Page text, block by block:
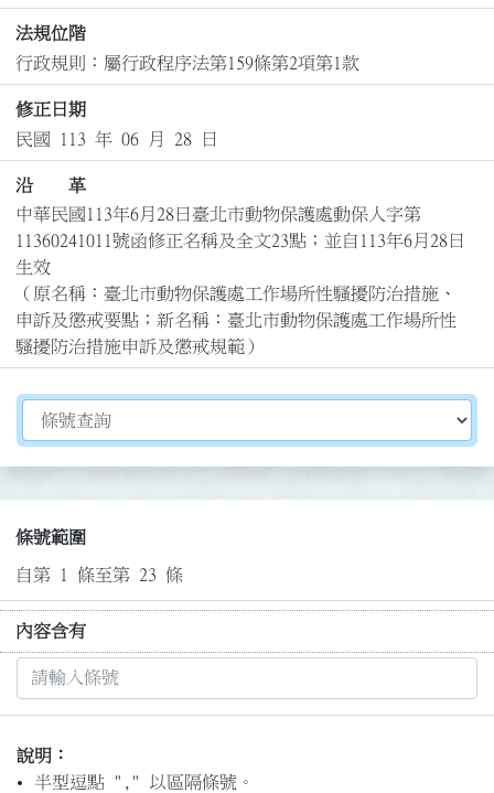
法規位階
行政規則：屬行政程序法第159條第2項第1款
修正日期
民國 113 年 06 月 28 日
沿 革
中華民國113年6月28日臺北市動物保護處動保人字第
11360241011號函修正名稱及全文23點；並自113年6月28日
生效
（原名稱：臺北市動物保護處工作場所性騷擾防治措施、
申訴及懲戒要點；新名稱：臺北市動物保護處工作場所性
騷擾防治措施申訴及懲戒規範）
切換選擇法規資訊內容
條號範圍
自第 1 條至第 23 條
內容含有
說明：
半型逗點 "," 以區隔條號。